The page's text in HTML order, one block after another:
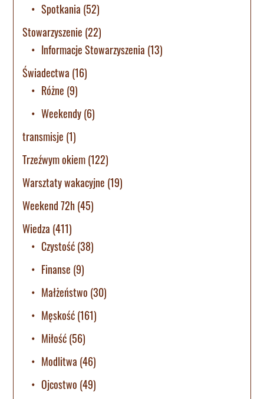
Spotkania (52)
Stowarzyszenie (22)
Informacje Stowarzyszenia (13)
Świadectwa (16)
Różne (9)
Weekendy(6)
transmisje (1)
Trzeźwym okiem(122)
Warsztaty wakacyjne (19)
Weekend 72h(45)
Wiedza (411)
Czystość(38)
Finanse (9)
Małżeństwo (30)
Męskość(161)
Miłość(56)
Modlitwa (46)
Ojcostwo (49)